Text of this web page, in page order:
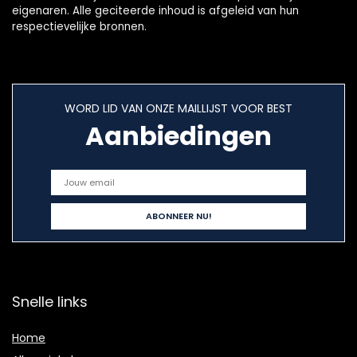
eigenaren. Alle geciteerde inhoud is afgeleid van hun
respectievelijke bronnen.
WORD LID VAN ONZE MAILLIJST VOOR BEST
Aanbiedingen
Snelle links
Home